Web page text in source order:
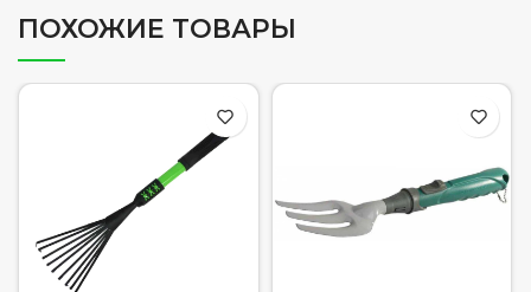
ПОХОЖИЕ ТОВАРЫ